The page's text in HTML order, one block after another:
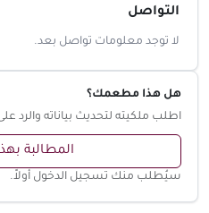
التواصل
لا توجد معلومات تواصل بعد.
هل هذا مطعمك؟
اطلب ملكيته لتحديث بياناته والرد على
المطالبة
سيُطلب منك تسجيل الدخول أولاً.